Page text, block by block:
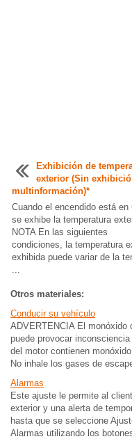
Exhibición de
exterior (Sin
multinformación)*
Cuando el encendido está en
se exhibe la temperatura
NOTA En las siguientes
condiciones, la temperatura
exhibida puede variar de la
...
Otros materiales:
Conducir su vehículo
ADVERTENCIA El monóxido
puede provocar
del motor contienen
No inhale los gases de
Alarmas
Este ajuste le permite al
exterior y una alerta de
hasta que se seleccione
Alarmas utilizando los